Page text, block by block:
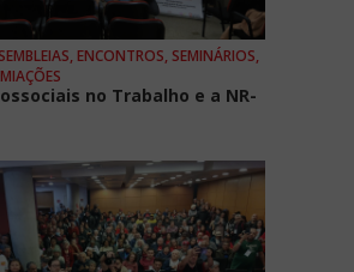
ENCONTROS, SEMINÁRIOS,
no Trabalho e a NR-